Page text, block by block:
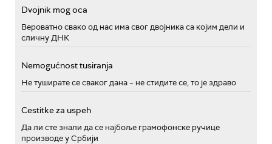
Dvojnik mog oca
Вероватно свако од нас има свог двојника са којим дели и
сличну ДНК
Nemogućnost tusiranja
Не туширате се сваког дана – не стидите се, то је здраво
Cestitke za uspeh
Да ли сте знали да се најбоље грамофонске ручице
производе у Србији